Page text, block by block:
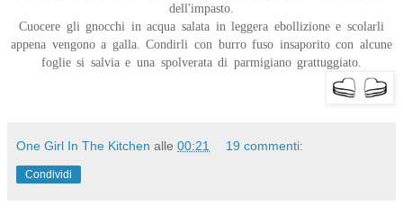
dell'impasto.
Cuocere gli gnocchi in acqua salata in leggera ebollizione e scolarli
appena vengono a galla. Condirli con burro fuso insaporito con alcune
foglie si salvia e una spolverata di parmigiano grattuggiato.
One Girl In The Kitchen alle 00:21 19 commenti:
Condividi